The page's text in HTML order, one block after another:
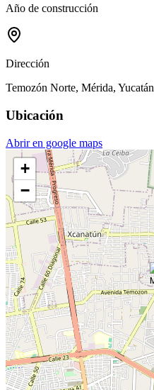
Año de construcción
Dirección
Temozón Norte, Mérida, Yucatán
Ubicación
Abrir en google maps
+
−